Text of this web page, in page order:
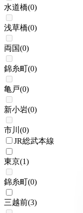
水道橋(0)
浅草橋(0)
両国(0)
錦糸町(0)
亀戸(0)
新小岩(0)
市川 (0)
JR総武本線
東京(1)
錦糸町(0)
三越前(3)